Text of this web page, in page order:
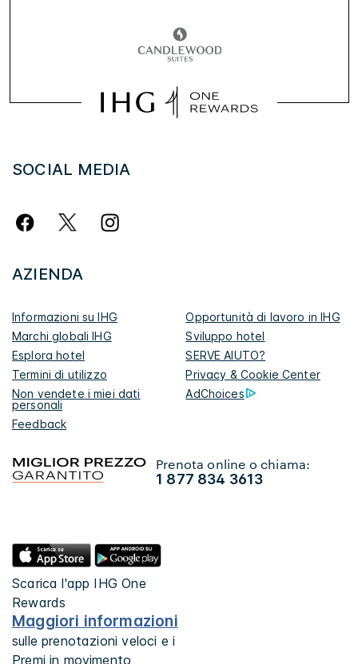
SOCIAL MEDIA
AZIENDA
Informazioni su IHG
Opportunità di lavoro in IHG
Marchi globali IHG
Sviluppo hotel
Esplora hotel
SERVE AIUTO?
Termini di utilizzo
Privacy & Cookie Center
Non vendete i miei dati
personali
AdChoices
Feedback
Prenota online o chiama:
1 877 834 3613
Scarica l'app IHG One
Rewards
Maggiori informazioni
sulle prenotazioni veloci e i
Premi in movimento